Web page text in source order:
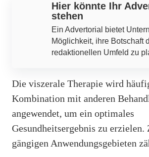
Hier könnte Ihr
stehen
Ein Advertorial bietet
Möglichkeit, ihre Botschaft
redaktionellen Umfeld zu
Die viszerale Therapie wird
Kombination mit anderen
angewendet, um ein optimales
Gesundheitsergebnis zu erzielen.
gängigen Anwendungsgebieten